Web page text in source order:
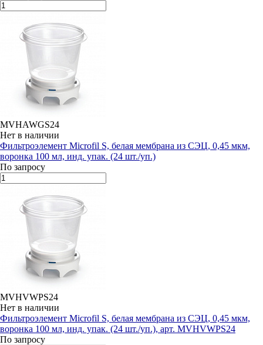
MVHAWGS24
Нет в наличии
Фильтроэлемент Microfil S, белая мембрана из СЭЦ, 0,45 мкм,
воронка 100 мл, инд. упак. (24 шт./уп.)
По запросу
MVHVWPS24
Нет в наличии
Фильтроэлемент Microfil S, белая мембрана из СЭЦ, 0,45 мкм,
воронка 100 мл, инд. упак. (24 шт./уп.), арт. MVHVWPS24
По запросу